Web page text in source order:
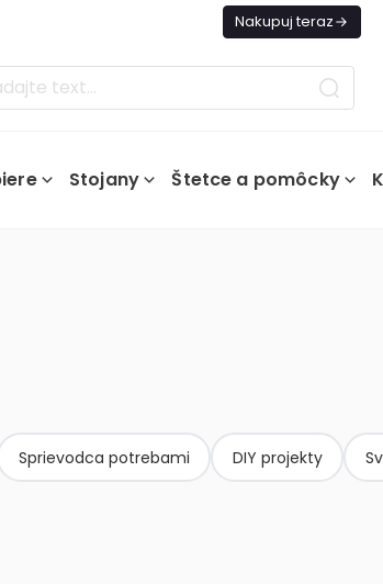
Nakupuj teraz
Stojany Štetce a pomôcky
Sprievodca potrebami DIY projekty